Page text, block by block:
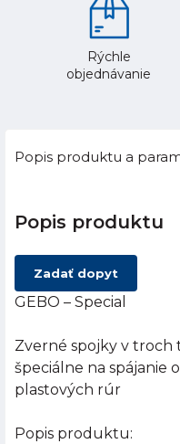
Rýchle
objednávanie
Popis produktu a
Popis produktu
Zadať dopyt
GEBO – Special
Zverné spojky v troch
špeciálne na spájanie
plastových rúr
Popis produktu: